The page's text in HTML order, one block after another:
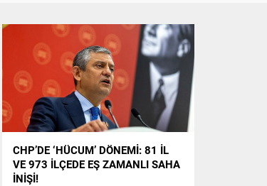
CHP’DE ‘HÜCUM’ DÖNEMİ: 81 İL
VE 973 İLÇEDE EŞ ZAMANLI SAHA
İNİŞİ!